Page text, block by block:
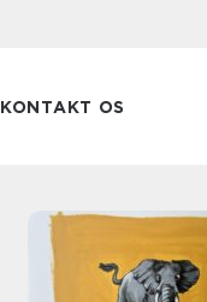
KONTAKT OS